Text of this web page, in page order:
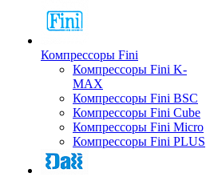
Компрессоры Fini
Компрессоры Fini K-
MAX
Компрессоры Fini BSC
Компрессоры Fini Cube
Компрессоры Fini Micro
Компрессоры Fini PLUS